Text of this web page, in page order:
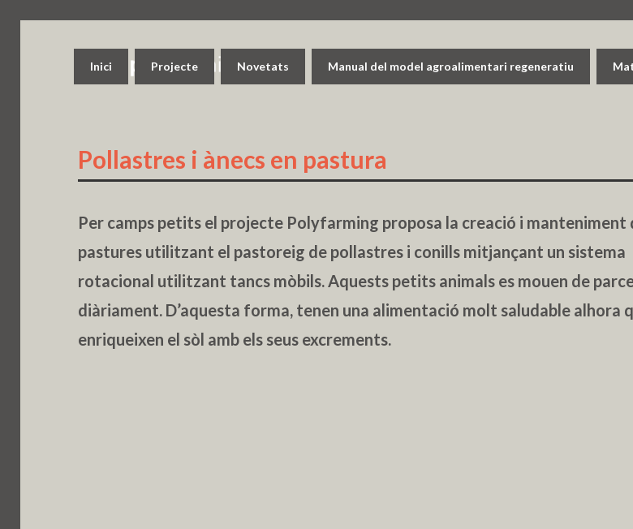
Inici Projecte Novetats Manual del model agroalimentari regeneratiu
Pollastres i ànecs en pastura
Per camps petits el projecte Polyfarming proposa la creació i manteniment
pastures utilitzant el pastoreig de pollastres i conills mitjançant un sistema
rotacional utilitzant tancs mòbils. Aquests petits animals es mouen de
diàriament. D’aquesta forma, tenen una alimentació molt saludable alhora
enriqueixen el sòl amb els seus excrements.